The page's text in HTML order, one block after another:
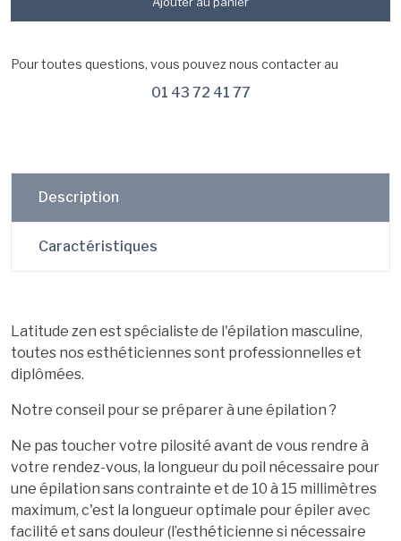
Pour toutes questions, vous pouvez nous contacter au
01 43 72 41 77
Description
Caractéristiques
Latitude zen est spécialiste de l'épilation masculine,
toutes nos esthéticiennes sont professionnelles et
diplômées.
Notre conseil pour se préparer à une épilation ?
Ne pas toucher votre pilosité avant de vous rendre à
votre rendez-vous, la longueur du poil nécessaire pour
une épilation sans contrainte et de 10 à 15 millimètres
maximum, c'est la longueur optimale pour épiler avec
facilité et sans douleur (l’esthéticienne si nécessaire